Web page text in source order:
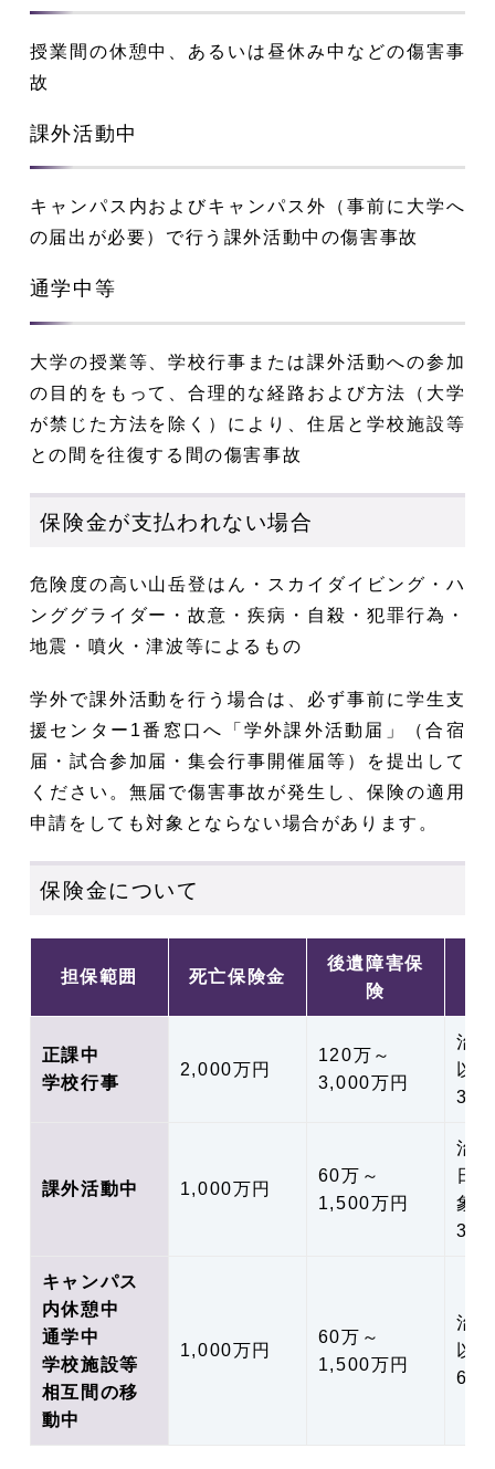
授業間の休憩中、あるいは昼休み中などの傷害事
故
課外活動中
キャンパス内およびキャンパス外（事前に大学へ
の届出が必要）で行う課外活動中の傷害事故
通学中等
大学の授業等、学校行事または課外活動への参加
の目的をもって、合理的な経路および方法（大学
が禁じた方法を除く）により、住居と学校施設等
との間を往復する間の傷害事故
保険金が支払われない場合
危険度の高い山岳登はん・スカイダイビング・ハ
ンググライダー・故意・疾病・自殺・犯罪行為・
地震・噴火・津波等によるもの
学外で課外活動を行う場合は、必ず事前に学生支
援センター1番窓口へ「学外課外活動届」（合宿
届・試合参加届・集会行事開催届等）を提出して
ください。無届で傷害事故が発生し、保険の適用
申請をしても対象とならない場合があります。
保険金について
担保範囲 死亡保険金
後遺障害保
険
正課中
学校行事
2,000万円
120万～
3,000万円
治
以
3千
課外活動中 1,000万円
60万～
1,500万円
治
日
象
3万
キャンパス
内休憩中
通学中
学校施設等
相互間の移
動中
1,000万円
60万～
1,500万円
治
以
6千